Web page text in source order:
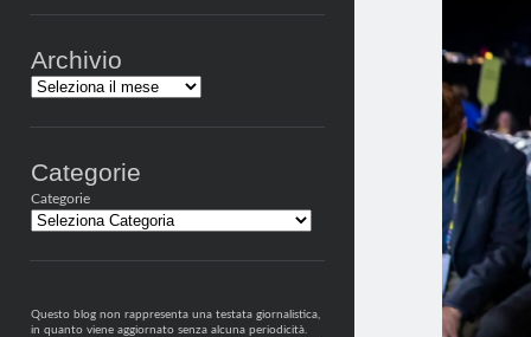
Archivio
Archivi
Categorie
Categorie
Questo blog non rappresenta una testata giornalistica,
in quanto viene aggiornato senza alcuna periodicità.